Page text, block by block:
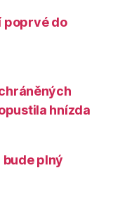
poprvé do
hnízda
bude plný